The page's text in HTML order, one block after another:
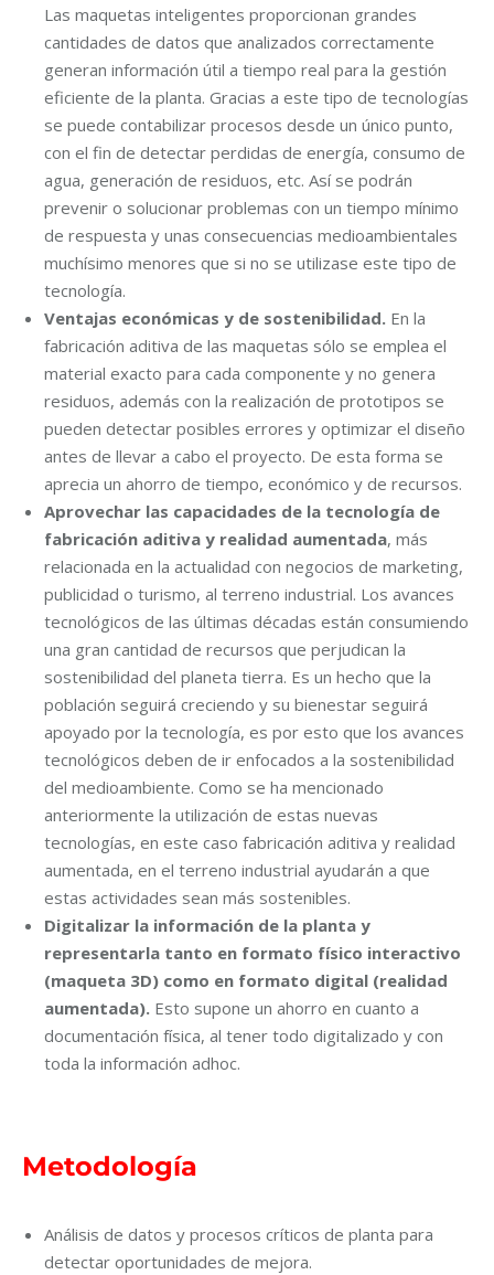
Las maquetas inteligentes proporcionan grandes
cantidades de datos que analizados correctamente
generan información útil a tiempo real para la gestión
eficiente de la planta. Gracias a este tipo de tecnologías
se puede contabilizar procesos desde un único punto,
con el fin de detectar perdidas de energía, consumo de
agua, generación de residuos, etc. Así se podrán
prevenir o solucionar problemas con un tiempo mínimo
de respuesta y unas consecuencias medioambientales
muchísimo menores que si no se utilizase este tipo de
tecnología.
Ventajas económicas y de sostenibilidad. En la
fabricación aditiva de las maquetas sólo se emplea el
material exacto para cada componente y no genera
residuos, además con la realización de prototipos se
pueden detectar posibles errores y optimizar el diseño
antes de llevar a cabo el proyecto. De esta forma se
aprecia un ahorro de tiempo, económico y de recursos.
Aprovechar las capacidades de la tecnología de
fabricación aditiva y realidad aumentada, más
relacionada en la actualidad con negocios de marketing,
publicidad o turismo, al terreno industrial. Los avances
tecnológicos de las últimas décadas están consumiendo
una gran cantidad de recursos que perjudican la
sostenibilidad del planeta tierra. Es un hecho que la
población seguirá creciendo y su bienestar seguirá
apoyado por la tecnología, es por esto que los avances
tecnológicos deben de ir enfocados a la sostenibilidad
del medioambiente. Como se ha mencionado
anteriormente la utilización de estas nuevas
tecnologías, en este caso fabricación aditiva y realidad
aumentada, en el terreno industrial ayudarán a que
estas actividades sean más sostenibles.
Digitalizar la información de la planta y
representarla tanto en formato físico interactivo
(maqueta 3D) como en formato digital (realidad
aumentada). Esto supone un ahorro en cuanto a
documentación física, al tener todo digitalizado y con
toda la información adhoc.
Metodología
Análisis de datos y procesos críticos de planta para
detectar oportunidades de mejora.